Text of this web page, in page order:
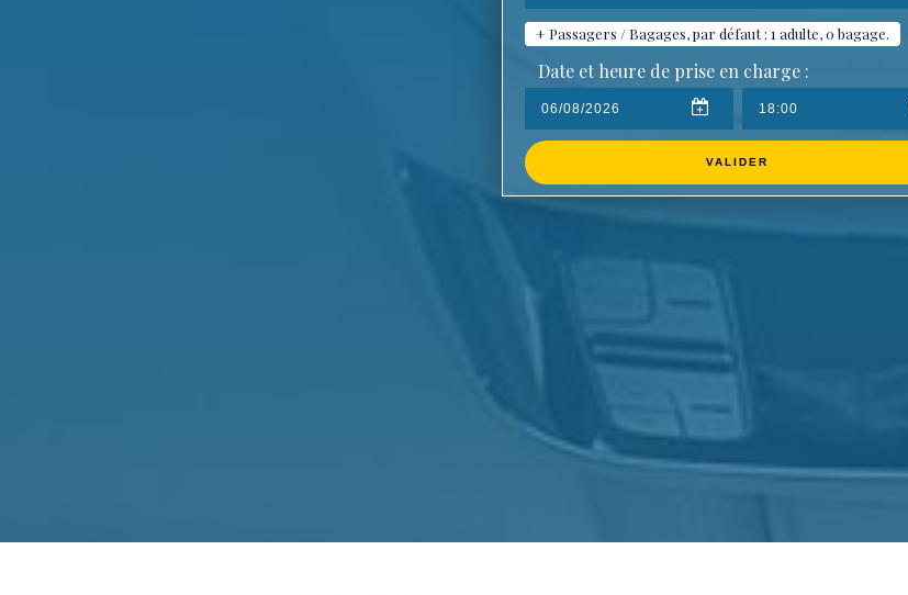
+ Passagers / Bagages, par défaut : 1 adulte, 0 bagage.
Date et heure de prise en charge :
VALIDER